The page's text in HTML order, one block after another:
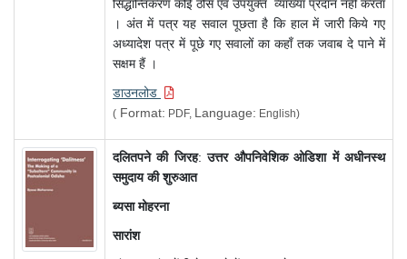
सिद्धान्तिकरण कोई ठोस एवं उपयुक्त व्याख्या प्रदान नहीं करता
। अंत में पत्र यह सवाल पूछता है कि हाल में जारी किये गए
अध्यादेश पत्र में पूछे गए सवालों का कहाँ तक जवाब दे पाने में
सक्षम हैं ।
डाउनलोड
( Format: PDF, Language: English)
दलितपने की जिरह:उत्तर औपनिवेशिक ओडिशा में अधीनस्थ
समुदाय की शुरुआत
ब्यसा मोहरना
सारांश